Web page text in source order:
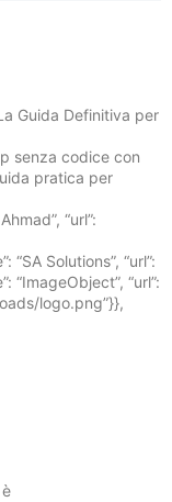
Guida Definitiva per
senza codice con
pratica per
“url”:
“SA Solutions”, “url”:
“ImageObject”, “url”:
logo.png”}},